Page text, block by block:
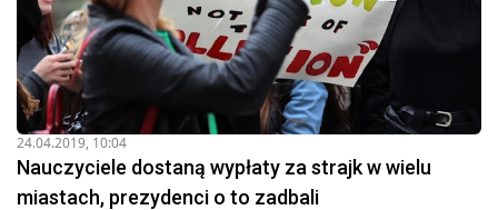
24.04.2019, 10:04
Nauczyciele dostaną wypłaty za strajk w wielu
miastach, prezydenci o to zadbali